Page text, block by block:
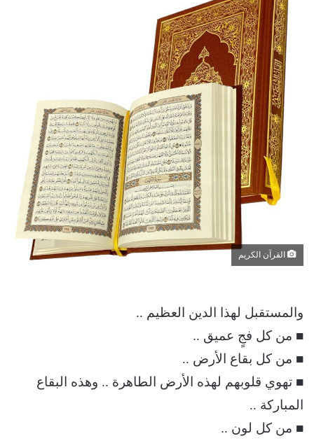
القرآن الكريم
والمستقبل لهذا الدين العظيم ..
■ من كل فجٍ عميق ..
■ من كل بقاع الأرض ..
■ تهوي قلوبهم لهذه الأرض الطاهرة .. وهذه البقاع
المباركة ..
■ من كل لون ..